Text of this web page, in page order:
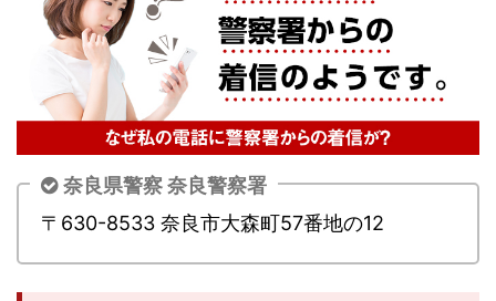
奈良県警察 奈良警察署
〒630-8533 奈良市大森町57番地の12